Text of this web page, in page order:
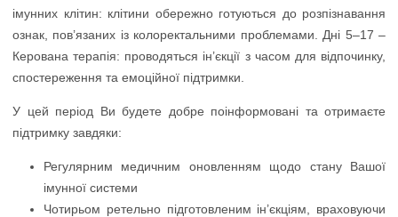
У цей період Ви будете добре поінформовані та отримаєте
підтримку завдяки:
Регулярним медичним оновленням щодо стану Вашої
імунної системи
Чотирьом ретельно підготовленим ін’єкціям, враховуючи